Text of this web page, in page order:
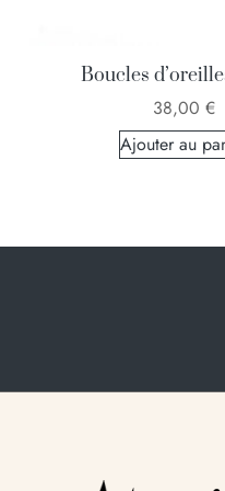
Boucles
38,00 €
Ajouter au